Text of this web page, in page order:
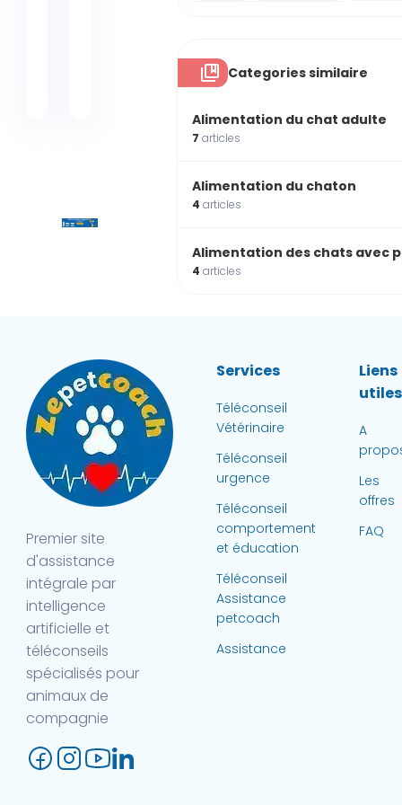
Categories similaire
Alimentation du chat adulte
7articles
Alimentation du chaton
4articles
Alimentation des chats avec
4articles
Premier site
d'assistance
intégrale par
intelligence
artificielle et
téléconseils
spécialisés pour
animaux de
compagnie
Services
Téléconseil
Vétérinaire
Téléconseil
urgence
Téléconseil
comportement
et éducation
Téléconseil
Assistance
petcoach
Assistance
Liens
utiles
A
Les
offres
FAQ